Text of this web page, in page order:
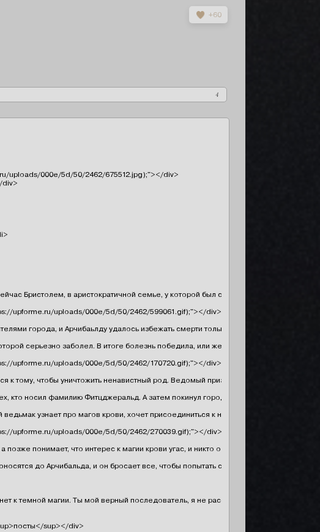
+60
4
uploads/000e/5d/50/2462/675512.jpg);"></div>
div>
Бристолем, в аристократичной семье, у которой был статус и множество
upforme.ru/uploads/000e/5d/50/2462/599061.gif);"></div></div>
города, и Арчибаьлду удалось избежать смерти только потому, что он был
серьезно заболел. В итоге болезнь победила, или же тут сыграло роль, что
upforme.ru/uploads/000e/5d/50/2462/170720.gif);"></div></div>
к тому, чтобы уничтожить ненавистный род. Ведомый призраком матери, он
кто носил фамилию Фитцджеральд. А затем покинул город под покровом ночи.
узнает про магов крови, хочет присоединиться к ним, но найти их не так
upforme.ru/uploads/000e/5d/50/2462/270039.gif);"></div></div>
позже понимает, что интерес к магии крови угас, и никто о них не слышал. Он
до Арчибальда, и он бросает все, чтобы попытать снова счастья. Он и
к темной магии. Ты мой верный последователь, я не рассказала другим магам
sup></div>